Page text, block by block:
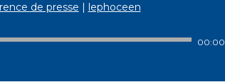
de presse | lephoceen
00:00